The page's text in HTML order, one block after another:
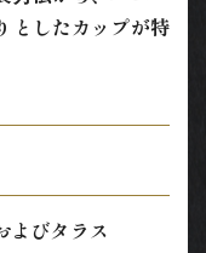
としたカップが特
よびタラス